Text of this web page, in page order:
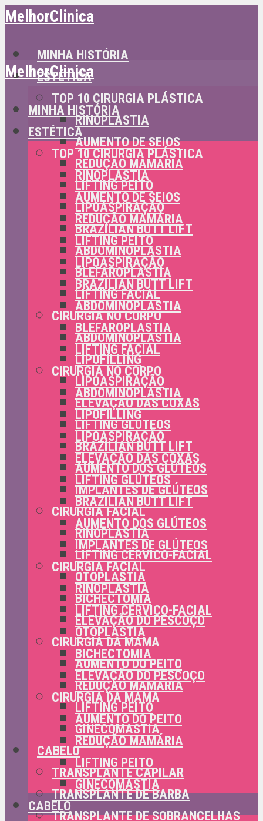
MelhorClinica
MINHA HISTÓRIA
ESTÉTICA
TOP 10 CIRURGIA PLÁSTICA
RINOPLASTIA
AUMENTO DE SEIOS
REDUÇÃO MAMÁRIA
LIFTING PEITO
LIPOASPIRAÇÃO
BRAZILIAN BUTT LIFT
ABDOMINOPLASTIA
BLEFAROPLASTIA
LIFTING FACIAL
CIRURGIA NO CORPO
ABDOMINOPLASTIA
LIPOFILLING
LIPOASPIRAÇÃO
ELEVAÇÃO DAS COXAS
LIFTING GLÚTEOS
BRAZILIAN BUTT LIFT
AUMENTO DOS GLÚTEOS
IMPLANTES DE GLÚTEOS
CIRURGIA FACIAL
RINOPLASTIA
LIFTING CÉRVICO-FACIAL
OTOPLASTIA
BICHECTOMIA
ELEVAÇÃO DO PESCOÇO
CIRURGIA DA MAMA
AUMENTO DO PEITO
REDUÇÃO MAMÁRIA
LIFTING PEITO
GINECOMASTIA
CABELO
TRANSPLANTE CAPILAR
TRANSPLANTE DE BARBA
TRANSPLANTE DE SOBRANCELHAS
MelhorClinica
MINHA HISTÓRIA
ESTÉTICA
TOP 10 CIRURGIA PLÁSTICA
RINOPLASTIA
AUMENTO DE SEIOS
REDUÇÃO MAMÁRIA
LIFTING PEITO
LIPOASPIRAÇÃO
BRAZILIAN BUTT LIFT
ABDOMINOPLASTIA
BLEFAROPLASTIA
LIFTING FACIAL
CIRURGIA NO CORPO
ABDOMINOPLASTIA
LIPOFILLING
LIPOASPIRAÇÃO
ELEVAÇÃO DAS COXAS
LIFTING GLÚTEOS
BRAZILIAN BUTT LIFT
AUMENTO DOS GLÚTEOS
IMPLANTES DE GLÚTEOS
CIRURGIA FACIAL
RINOPLASTIA
LIFTING CÉRVICO-FACIAL
OTOPLASTIA
BICHECTOMIA
ELEVAÇÃO DO PESCOÇO
CIRURGIA DA MAMA
AUMENTO DO PEITO
REDUÇÃO MAMÁRIA
LIFTING PEITO
GINECOMASTIA
CABELO